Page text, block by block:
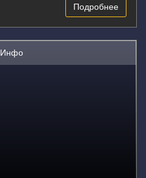
Подробнее
Инфо